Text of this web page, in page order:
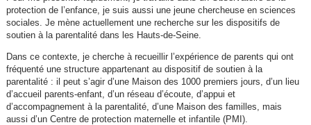
protection de l’enfance, je suis aussi une jeune chercheuse en sciences
sociales. Je mène actuellement une recherche sur les dispositifs de
soutien à la parentalité dans les Hauts-de-Seine.
Dans ce contexte, je cherche à recueillir l’expérience de parents qui ont
fréquenté une structure appartenant au dispositif de soutien à la
parentalité : il peut s’agir d’une Maison des 1000 premiers jours, d’un lieu
d’accueil parents-enfant, d’un réseau d’écoute, d’appui et
d’accompagnement à la parentalité, d’une Maison des familles, mais
aussi d’un Centre de protection maternelle et infantile (PMI).